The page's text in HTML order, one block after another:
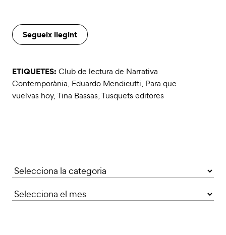
Segueix llegint
ETIQUETES: Club de lectura de Narrativa
Contemporània, Eduardo Mendicutti, Para que
vuelvas hoy,Tina Bassas,Tusquets editores
Categories